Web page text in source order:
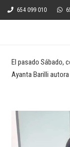
654 099 010
El pasado Sábado,
Ayanta Barilli autora